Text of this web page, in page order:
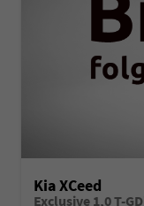
Kia XCeed
Exclusive 1,0 T-